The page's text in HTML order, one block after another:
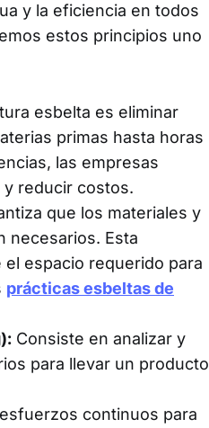
y la eficiencia en todos
estos principios uno
esbelta es eliminar
primas hasta horas
las empresas
reducir costos.
que los materiales y
necesarios. Esta
espacio requerido para
prácticas esbeltas de
Consiste en analizar y
para llevar un producto
continuos para